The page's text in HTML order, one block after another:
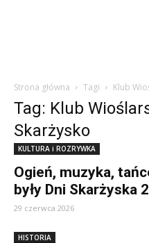
Strona główna Tagi Klub
Tag: Klub
Skarżysko
KULTURA i ROZRYWKA
Ogień, muzyka,
były Dni Skarżyska
29 czerwca 2026
HISTORIA